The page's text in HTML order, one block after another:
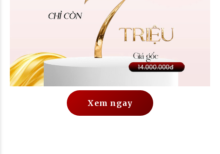
Xem ngay